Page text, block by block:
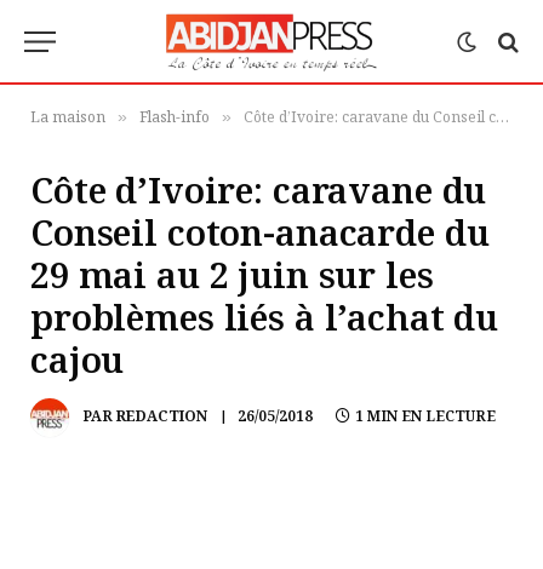
La maison » Flash-info » Côte d’Ivoire: caravane du Conseil coton-anacarde du 29 mai au 2 juin sur les problèmes liés à l’achat du cajou
Côte d’Ivoire: caravane du
Conseil coton-anacarde du
29 mai au 2 juin sur les
problèmes liés à l’achat du
cajou
PARREDACTION 26/05/2018 1 MIN EN LECTURE